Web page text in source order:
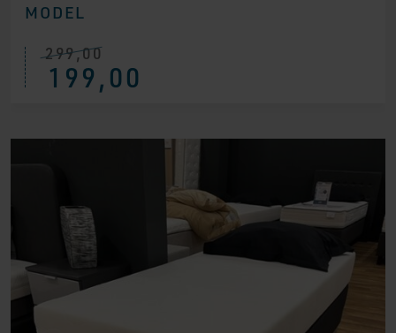
MODEL
299,00
Ursprünglicher
Preis
war:199,00
Aktueller
Preis
ist: